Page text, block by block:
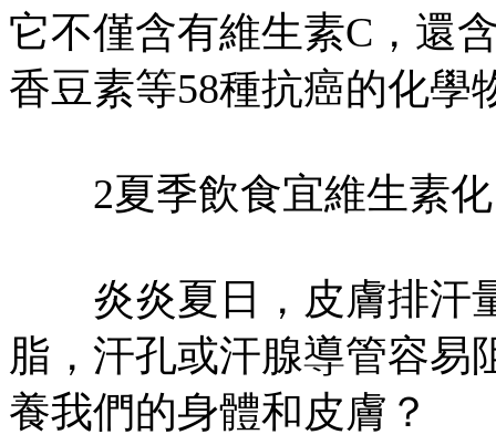
它不僅含有維生素C，還
香豆素等58種抗癌的化學
2夏季飲食宜維生素化
炎炎夏日，皮膚排汗
脂，汗孔或汗腺導管容易
養我們的身體和皮膚？